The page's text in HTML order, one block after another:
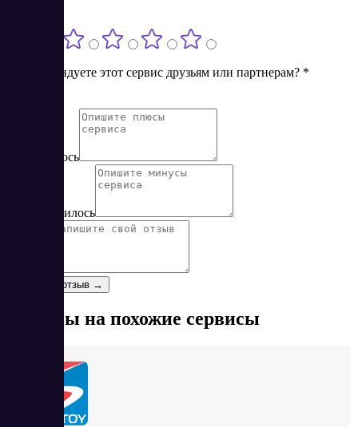
Порекомендуете этот сервис друзьям или партнерам? *
Понравилось
Не понравилось
Оставить отзыв →
Отзывы на похожие сервисы